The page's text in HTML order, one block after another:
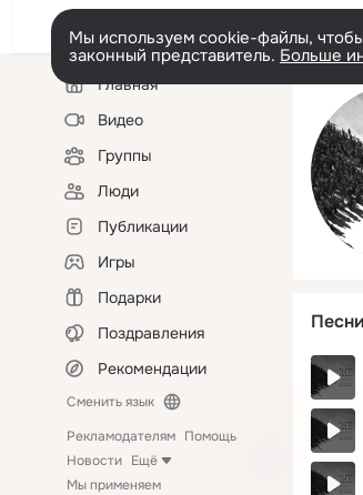
Мы используем cookie-файлы,
законный представитель. Больше
Левая
колонкаГлавная
Видео
Группы
Люди
Публикации
Игры
Подарки
Поздравления
Рекомендации
Сменить язык
Рекламодателям Помощь
Новости Ещё
Мы применяем
Песни